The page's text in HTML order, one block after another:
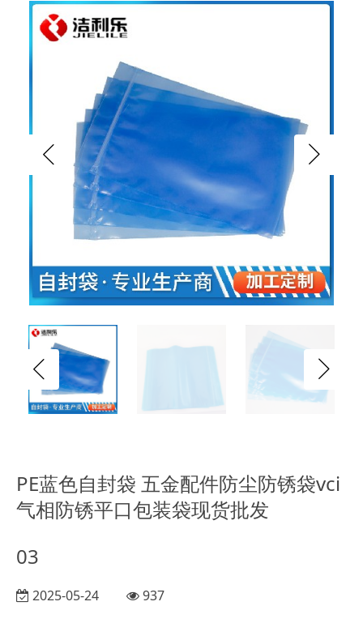
PE蓝色自封袋 五金配件防尘防锈袋vci
气相防锈平口包装袋现货批发
03
2025-05-24 937